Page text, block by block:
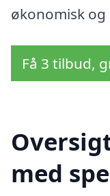
økonomisk
Få 3 tilbud,
med